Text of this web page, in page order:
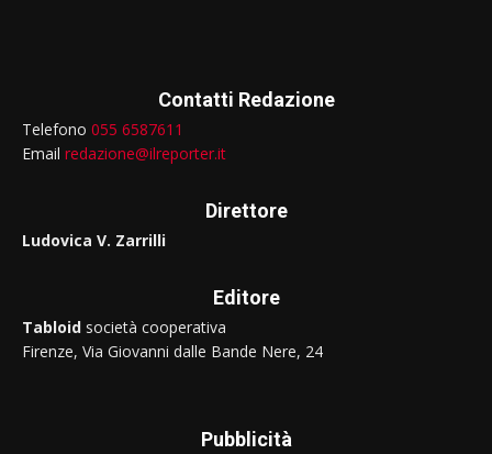
Contatti Redazione
Telefono 055 6587611
Email redazione@ilreporter.it
Direttore
Ludovica V. Zarrilli
Editore
Tabloid società cooperativa
Firenze, Via Giovanni dalle Bande Nere, 24
Pubblicità